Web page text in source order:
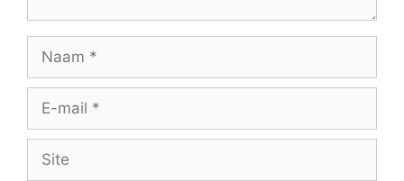
Naam
Site